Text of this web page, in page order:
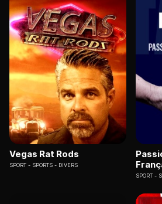
Vegas Rat Rods
SPORT SPORTS - DIVERS
SPORT